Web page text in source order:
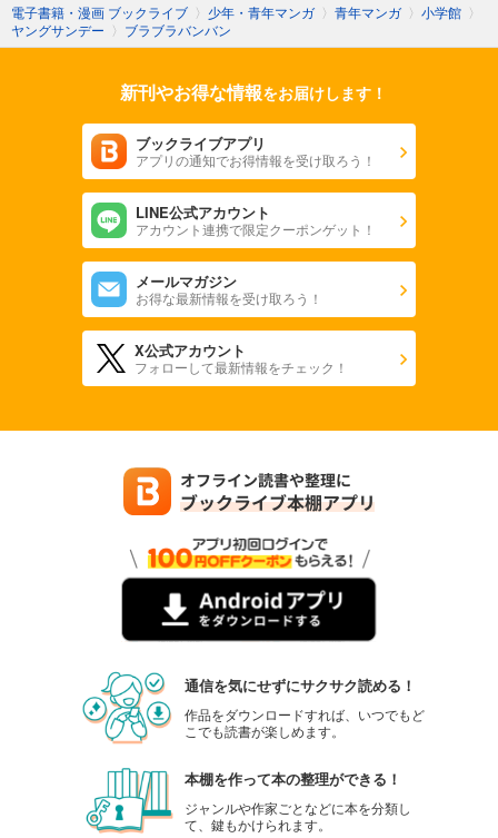
電子書籍・漫画 ブックライブ 〉 少年・青年マンガ 〉 青年マンガ 〉 小学館 〉
ヤングサンデー 〉 ブラブラバンバン
新刊やお得な情報をお届けします！
ブックライブアプリ
アプリの通知でお得情報を受け取ろう！
LINE公式アカウント
アカウント連携で限定クーポンゲット！
メールマガジン
お得な最新情報を受け取ろう！
X公式アカウント
フォローして最新情報をチェック！
通信を気にせずにサクサク読める！
作品をダウンロードすれば、いつでもど
こでも読書が楽しめます。
本棚を作って本の整理ができる！
ジャンルや作家ごとなどに本を分類し
て、鍵もかけられます。